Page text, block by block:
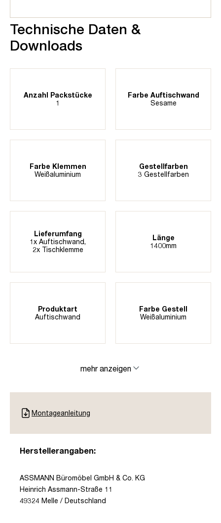
Technische Daten &
Downloads
Anzahl Packstücke
1
Farbe Auftischwand
Sesame
Farbe Klemmen
Weißaluminium
Gestellfarben
3 Gestellfarben
Lieferumfang
1x Auftischwand,
2x Tischklemme
Länge
1400mm
Produktart
Auftischwand
Farbe Gestell
Weißaluminium
mehr anzeigen
Montageanleitung
Herstellerangaben:
ASSMANN Büromöbel GmbH & Co. KG
Heinrich Assmann-Straße 11
49324 Melle / Deutschland